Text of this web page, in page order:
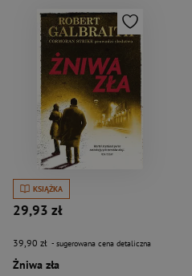
KSIĄŻKA
29,93 zł
39,90 zł - sugerowana cena detaliczna
Żniwa zła